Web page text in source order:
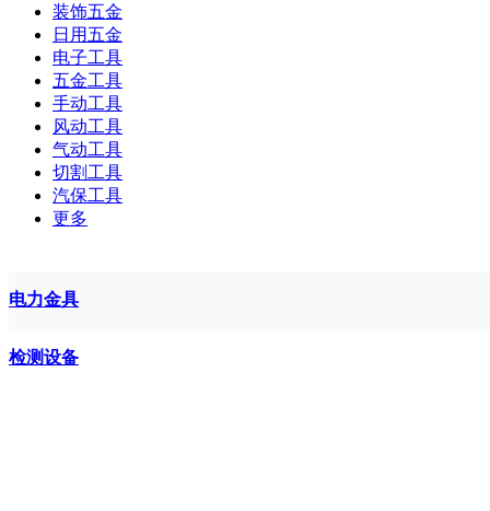
装饰五金
日用五金
电子工具
五金工具
手动工具
风动工具
气动工具
切割工具
汽保工具
更多
电力金具
检测设备